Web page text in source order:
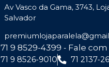
Av Vasco da Gama, 3743,
Salvador
71 9 8529-4399 - Fale
71 9 8526-9010 71 2137-